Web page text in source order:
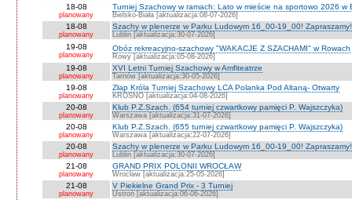
18-08
planowany
Turniej Szachowy w ramach: Lato w mieście na sportowo 2026 w
Bielsko-Biała [aktualizacja:08-07-2026]
18-08
planowany
Szachy w plenerze w Parku Ludowym 16_00-19_00! Zapraszamy!
Lublin [aktualizacja:30-07-2026]
19-08
planowany
Obóz rekreacyjno-szachowy "WAKACJE Z SZACHAMI" w Rowach
Rowy [aktualizacja:05-08-2026]
19-08
planowany
XVI Letni Turniej Szachowy w Amfiteatrze
Tarnów [aktualizacja:30-05-2026]
19-08
planowany
Złap Króla Turniej Szachowy LCA Polanka Pod Altaną- Otwarty
KROSNO [aktualizacja:04-08-2026]
20-08
planowany
Klub P.Z.Szach. (654 turniej czwartkowy pamięci P. Wajszczyka)
Warszawa [aktualizacja:31-07-2026]
20-08
planowany
Klub P.Z.Szach. (655 turniej czwartkowy pamięci P. Wajszczyka)
Warszawa [aktualizacja:22-07-2026]
20-08
planowany
Szachy w plenerze w Parku Ludowym 16_00-19_00! Zapraszamy!
Lublin [aktualizacja:30-07-2026]
21-08
planowany
GRAND PRIX POLONII WROCŁAW
Wrocław [aktualizacja:25-05-2026]
21-08
planowany
V Piekielne Grand Prix - 3 Turniej
Ustroń [aktualizacja:06-06-2026]